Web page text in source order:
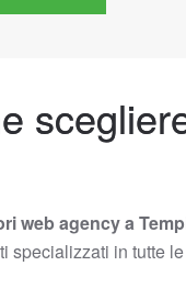
web agency a
specializzati in tutte